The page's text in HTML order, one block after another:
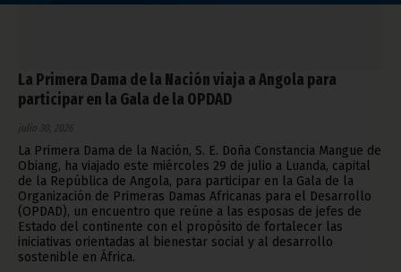
La Primera Dama de la Nación viaja a Angola para
participar en la Gala de la OPDAD
julio 30, 2026
La Primera Dama de la Nación, S. E. Doña Constancia Mangue de
Obiang, ha viajado este miércoles 29 de julio a Luanda, capital
de la República de Angola, para participar en la Gala de la
Organización de Primeras Damas Africanas para el Desarrollo
(OPDAD), un encuentro que reúne a las esposas de jefes de
Estado del continente con el propósito de fortalecer las
iniciativas orientadas al bienestar social y al desarrollo
sostenible en África.